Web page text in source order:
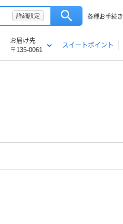
詳細設定 各種お手続き
お届け先
〒135-0061
スイートポイント